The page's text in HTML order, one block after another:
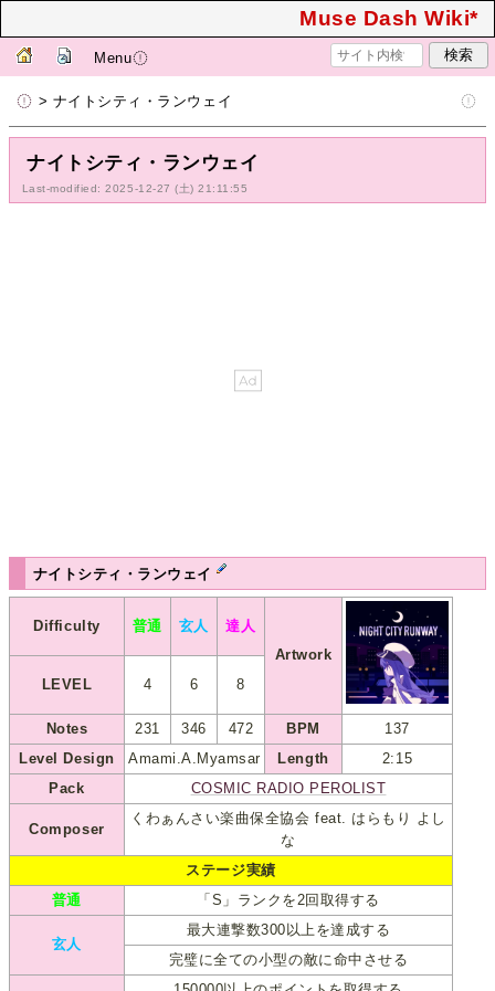
Muse Dash Wiki*
Menu
> ナイトシティ・ランウェイ
ナイトシティ・ランウェイ
Last-modified: 2025-12-27 (土) 21:11:55
ナイトシティ・ランウェイ
Difficulty 普通 玄人
達人
Artwork
LEVEL
4 6 8
Notes 231 346 472 BPM
137
Level Design
Amami.A.Myamsar Length
2:15
Pack
COSMIC RADIO PEROLIST
Composer
くわぁんさい楽曲保全協会 feat. はらもり よし
な
ステージ実績
普通
「S」ランクを2回取得する
玄人
最大連撃数300以上を達成する
完璧に全ての小型の敵に命中させる